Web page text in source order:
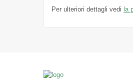
Per ulteriori dettagli vedi la